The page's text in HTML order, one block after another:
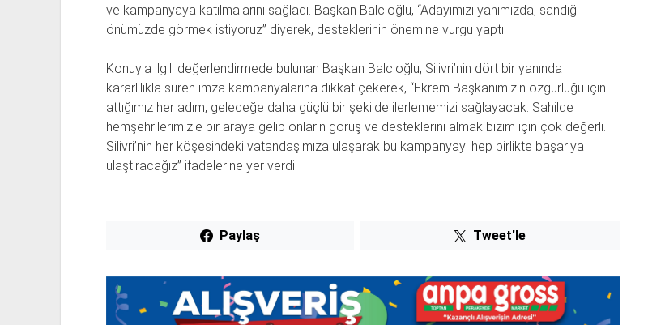
ve kampanyaya katılmalarını sağladı. Başkan Balcıoğlu, “Adayımızı yanımızda, sandığı
önümüzde görmek istiyoruz” diyerek, desteklerinin önemine vurgu yaptı.
Konuyla ilgili değerlendirmede bulunan Başkan Balcıoğlu, Silivri’nin dört bir yanında
kararlılıkla süren imza kampanyalarına dikkat çekerek, “Ekrem Başkanımızın özgürlüğü için
attığımız her adım, geleceğe daha güçlü bir şekilde ilerlememizi sağlayacak. Sahilde
hemşehrilerimizle bir araya gelip onların görüş ve desteklerini almak bizim için çok değerli.
Silivri’nin her köşesindeki vatandaşımıza ulaşarak bu kampanyayı hep birlikte başarıya
ulaştıracağız” ifadelerine yer verdi.
Paylaş Tweet'le